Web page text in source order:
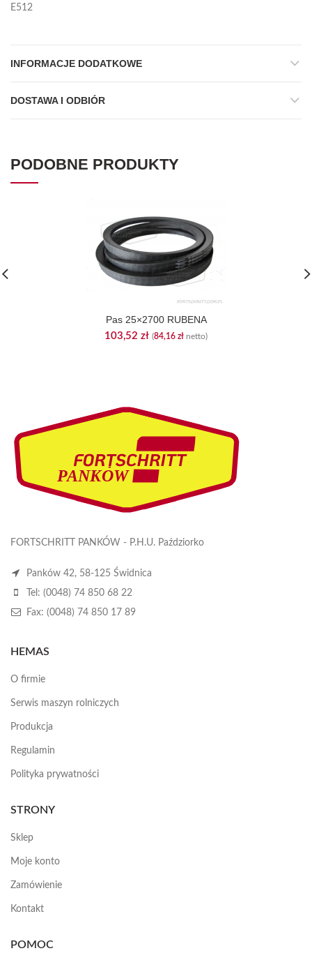
E512
INFORMACJE DODATKOWE
DOSTAWA I ODBIÓR
PODOBNE PRODUKTY
Pas 25×2700 RUBENA
103,52 zł (84,16 zł netto)
FORTSCHRITT PANKÓW - P.H.U. Paździorko
Panków 42, 58-125 Świdnica
Tel: (0048) 74 850 68 22
Fax: (0048) 74 850 17 89
HEMAS
O firmie
Serwis maszyn rolniczych
Produkcja
Regulamin
Polityka prywatności
STRONY
Sklep
Moje konto
Zamówienie
Kontakt
POMOC